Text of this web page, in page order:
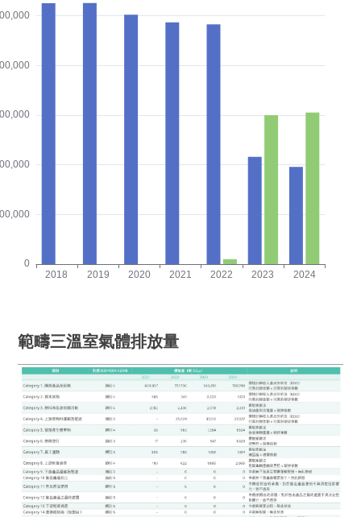
範疇三溫室氣體排放量